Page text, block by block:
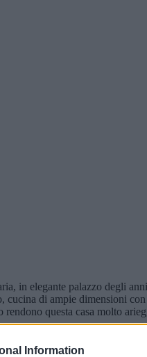
Information
elegante palazzo degli
di ampie dimensioni
questa casa molto